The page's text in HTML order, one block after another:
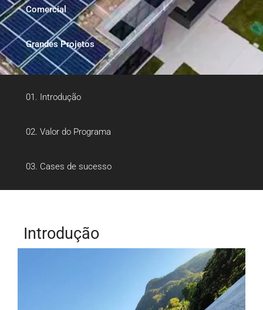
Energia e serviços públicos,
de forma sustentável
Comercial
Grandes Projetos
01. Introdução
02. Valor do Programa
03. Cases de sucesso
Introdução